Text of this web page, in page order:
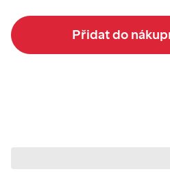
Přidat do